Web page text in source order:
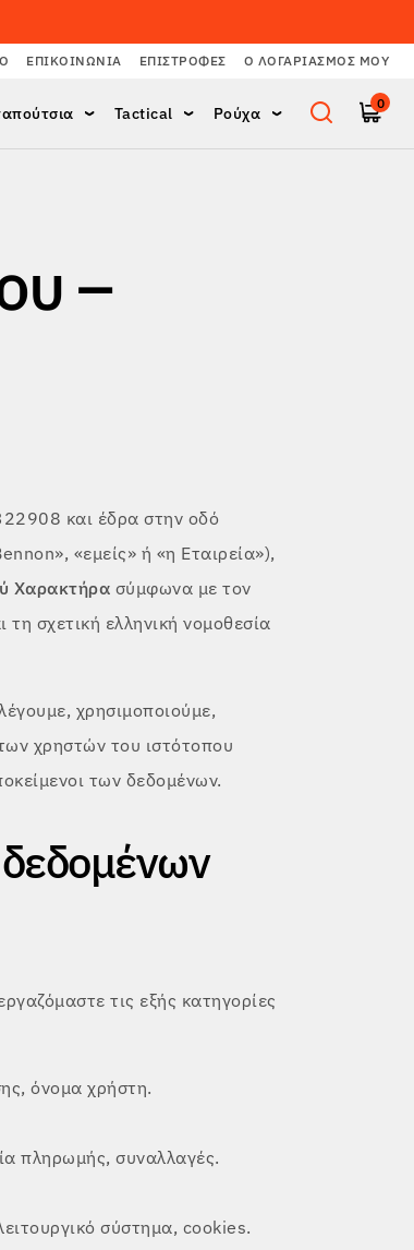
ΕΠΙΚΟΙΝΩΝΊΑ ΕΠΙΣΤΡΟΦΈΣ Ο ΛΟΓΑΡΙΑΣΜΌΣ ΜΟΥ
Tactical Ρούχα
0
–
και έδρα στην οδό
«εμείς» ή «η Εταιρεία»),
Χαρακτήρα σύμφωνα με τον
τη σχετική ελληνική νομοθεσία
χρησιμοποιούμε,
χρηστών του ιστότοπου
των δεδομένων.
τις εξής κατηγορίες
όνομα χρήστη.
πληρωμής, συναλλαγές.
σύστημα, cookies.